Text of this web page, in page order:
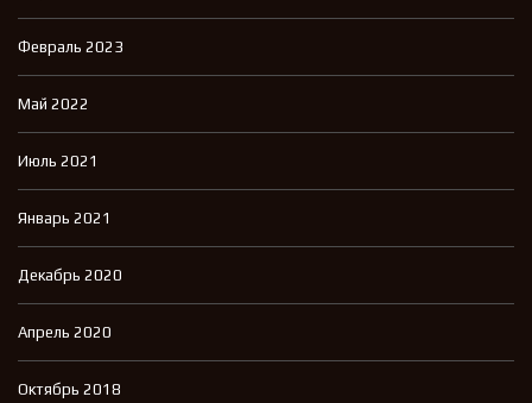
Февраль 2023
Май 2022
Июль 2021
Январь 2021
Декабрь 2020
Апрель 2020
Октябрь 2018